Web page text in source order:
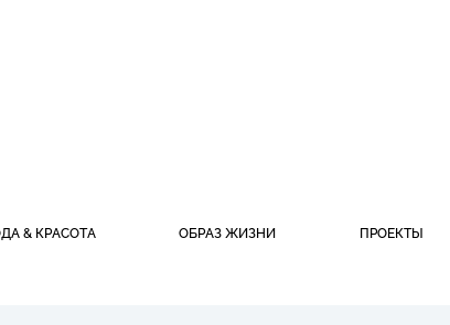
& КРАСОТА ОБРАЗ ЖИЗНИ ПРОЕКТЫ